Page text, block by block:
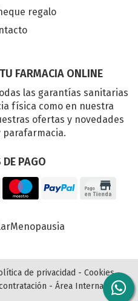
FARMACIA ONLINE
las garantías sanitarias
física como en nuestra
ofertas y novedades
parafarmacia.
PAGO
regalo
Menopausia
de privacidad - Cookies-
- Área Interna